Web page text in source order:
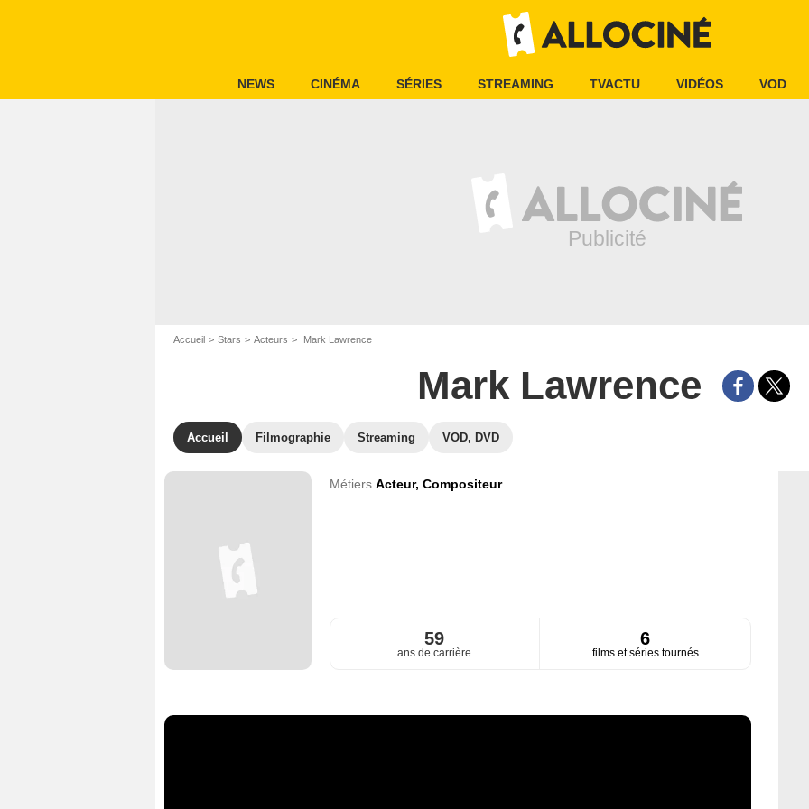
NEWS CINÉMA SÉRIES STREAMING TVACTU VIDÉOS VOD
Accueil Stars Acteurs Mark Lawrence
Mark Lawrence
Accueil Filmographie Streaming VOD, DVD
Métiers Acteur, Compositeur
59
ans de carrière
6
films et séries tournés